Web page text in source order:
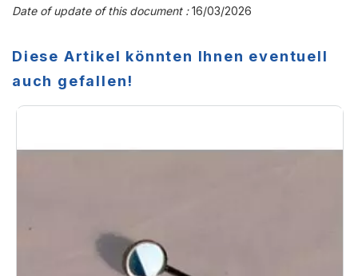
Date of update of this document :16/03/2026
Diese Artikel könnten Ihnen eventuell
auch gefallen!